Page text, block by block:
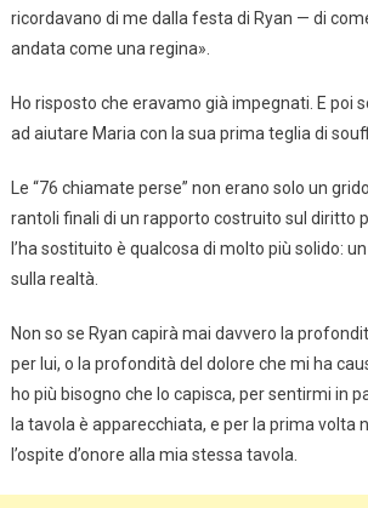
ricordavano di me dalla festa di Ryan — di
andata come una regina».
Ho risposto che eravamo già impegnati. E poi
ad aiutare Maria con la sua prima teglia di
Le “76 chiamate perse” non erano solo un
rantoli finali di un rapporto costruito sul diritto
l’ha sostituito è qualcosa di molto più solido:
sulla realtà.
Non so se Ryan capirà mai davvero la
per lui, o la profondità del dolore che mi ha
ho più bisogno che lo capisca, per sentirmi in
la tavola è apparecchiata, e per la prima volta
l’ospite d’onore alla mia stessa tavola.